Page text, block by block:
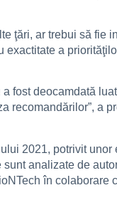
ţări, ar trebui să fie
a
fost deocamdată
recomandărilor”, a
2021, potrivit unor
analizate de
în colaborare